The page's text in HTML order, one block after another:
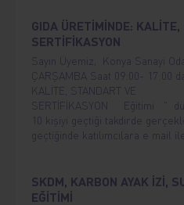
GIDA ÜRETİMİNDE:
SERTİFİKASYON
Sayın Üyemiz, Konya Sanayi
ÇARŞAMBA Saat 09:00-
KALİTE, STANDART VE
SERTİFİKASYON Eğitimi "
10 kişiyi geçtiği takdirde
geçtiğinde katılımcılara e mail
SKDM, KARBON AYAK İZİ,
EĞİTİMİ